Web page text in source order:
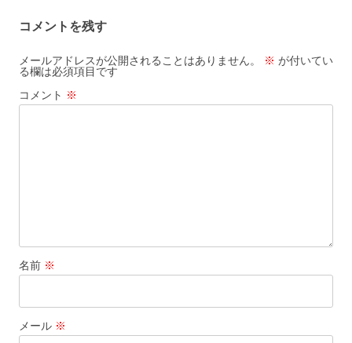
コメントを残す
メールアドレスが公開されることはありません。 ※ が付いてい
る欄は必須項目です
コメント ※
名前 ※
メール ※